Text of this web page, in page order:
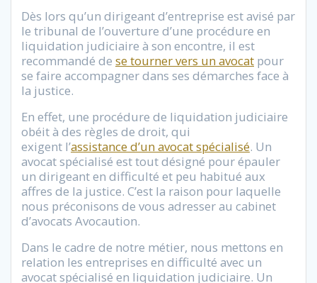
Dès lors qu’un dirigeant d’entreprise est avisé par
le tribunal de l’ouverture d’une procédure en
liquidation judiciaire à son encontre, il est
recommandé de se tourner vers un avocat pour
se faire accompagner dans ses démarches face à
la justice.
En effet, une procédure de liquidation judiciaire
obéit à des règles de droit, qui
exigent l’assistance d’un avocat spécialisé. Un
avocat spécialisé est tout désigné pour épauler
un dirigeant en difficulté et peu habitué aux
affres de la justice. C’est la raison pour laquelle
nous préconisons de vous adresser au cabinet
d’avocats Avocaution.
Dans le cadre de notre métier, nous mettons en
relation les entreprises en difficulté avec un
avocat spécialisé en liquidation judiciaire. Un